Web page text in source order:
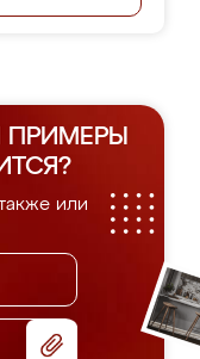
ПРИМЕРЫ
или